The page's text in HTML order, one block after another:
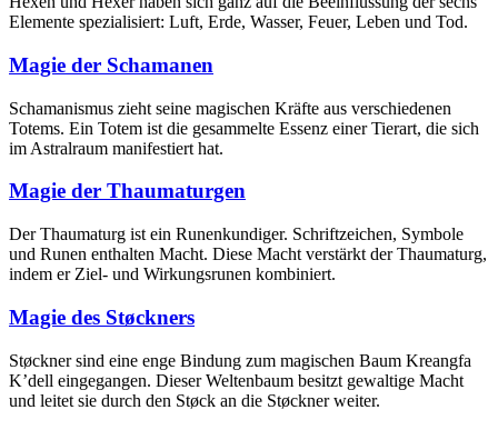
Elemente spezialisiert: Luft, Erde, Wasser, Feuer, Leben und Tod.
Magie der Schamanen
Schamanismus zieht seine magischen Kräfte aus verschiedenen
Totems. Ein Totem ist die gesammelte Essenz einer Tierart, die sich
im Astralraum manifestiert hat.
Magie der Thaumaturgen
Der Thaumaturg ist ein Runenkundiger. Schriftzeichen, Symbole
und Runen enthalten Macht. Diese Macht verstärkt der Thaumaturg,
indem er Ziel- und Wirkungsrunen kombiniert.
Magie des Støckners
Støckner sind eine enge Bindung zum magischen Baum Kreangfa
K’dell eingegangen. Dieser Weltenbaum besitzt gewaltige Macht
und leitet sie durch den Støck an die Støckner weiter.